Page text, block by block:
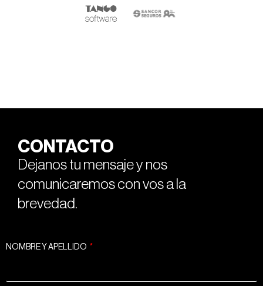
CONTACTO
Dejanos tu mensaje y nos
comunicaremos con vos a la
brevedad.
NOMBRE Y APELLIDO